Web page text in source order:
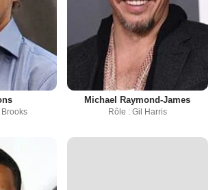
Michael Raymond-James
Rôle : Gil Harris